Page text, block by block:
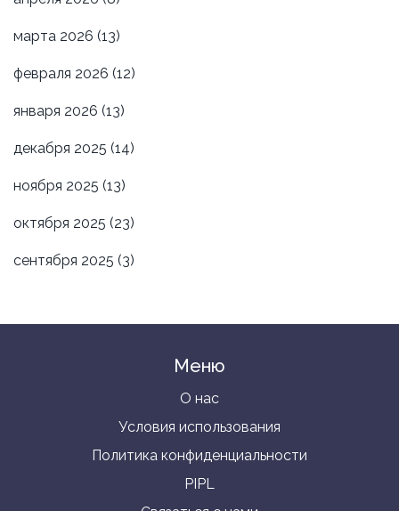
марта 2026 (13)
февраля 2026 (12)
января 2026 (13)
декабря 2025 (14)
ноября 2025 (13)
октября 2025 (23)
сентября 2025 (3)
Меню
О нас
Условия использования
Политика конфиденциальности
PIPL